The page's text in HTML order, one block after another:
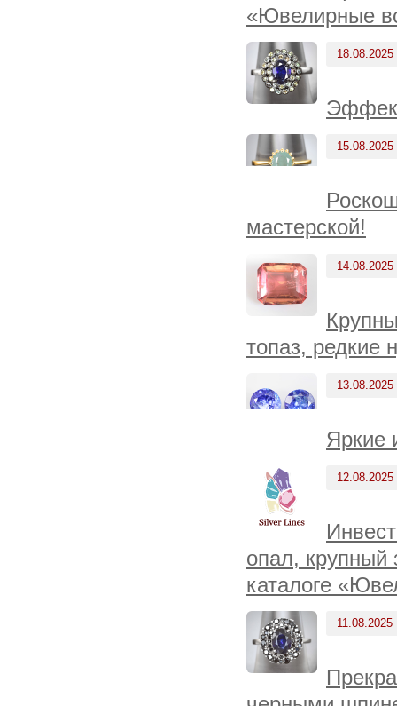
«Ювелирные
18.08.2025
15.08.2025
мастерской!
14.08.2025
топаз, редкие
13.08.2025
Яркие
12.08.2025
опал, крупный
каталоге
11.08.2025